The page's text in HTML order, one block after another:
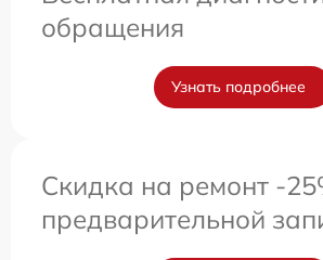
обращения
Узнать подробнее
Скидка на ремонт -
предварительной